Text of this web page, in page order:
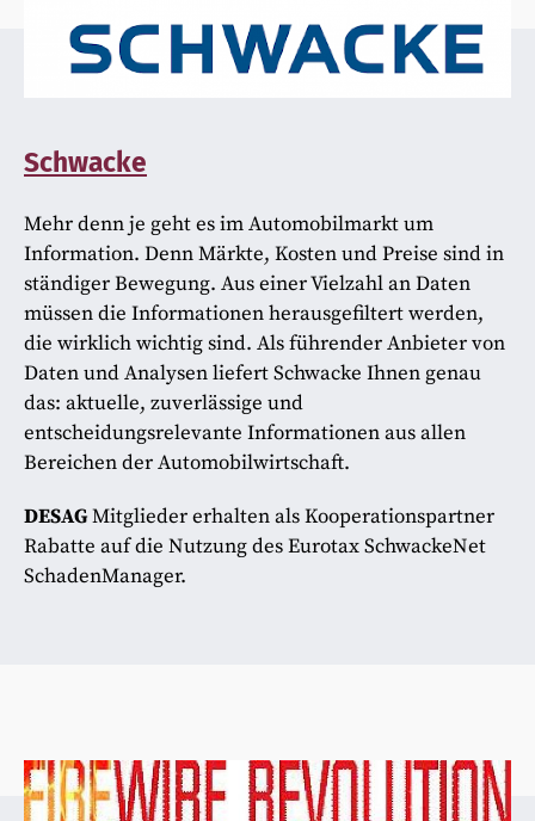
Schwacke
Mehr denn je geht es im Automobilmarkt um
Information. Denn Märkte, Kosten und Preise sind in
ständiger Bewegung. Aus einer Vielzahl an Daten
müssen die Informationen herausgefiltert werden,
die wirklich wichtig sind. Als führender Anbieter von
Daten und Analysen liefert Schwacke Ihnen genau
das: aktuelle, zuverlässige und
entscheidungsrelevante Informationen aus allen
Bereichen der Automobilwirtschaft.
DESAGMitglieder erhalten als Kooperationspartner
Rabatte auf die Nutzung des Eurotax SchwackeNet
SchadenManager.